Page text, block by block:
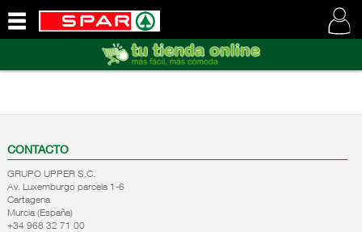
SOMOS
CONTACTO
GRUPO UPPER S.C.
Av. Luxemburgo parcela 1-6
Cartagena
Murcia (España)
+34 968 32 71 00